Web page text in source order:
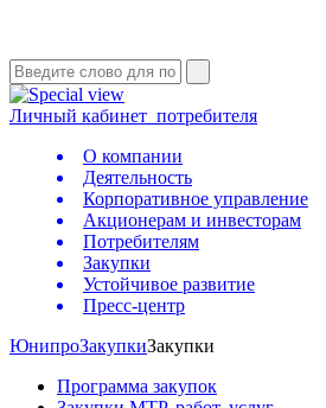
Личный кабинет потребителя
О компании
Деятельность
Корпоративное управление
Акционерам и инвесторам
Потребителям
Закупки
Устойчивое развитие
Пресс-центр
ЮнипроЗакупкиЗакупки
Программа закупок